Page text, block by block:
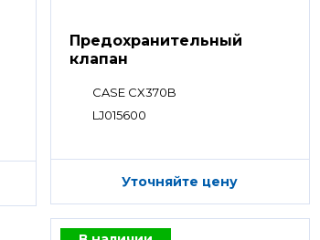
Предохранительный
клапан
CASE CX370B
LJ015600
Уточняйте цену